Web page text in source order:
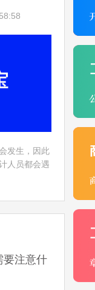
发生，因此
人员都会遇
所得税和个
要注意什